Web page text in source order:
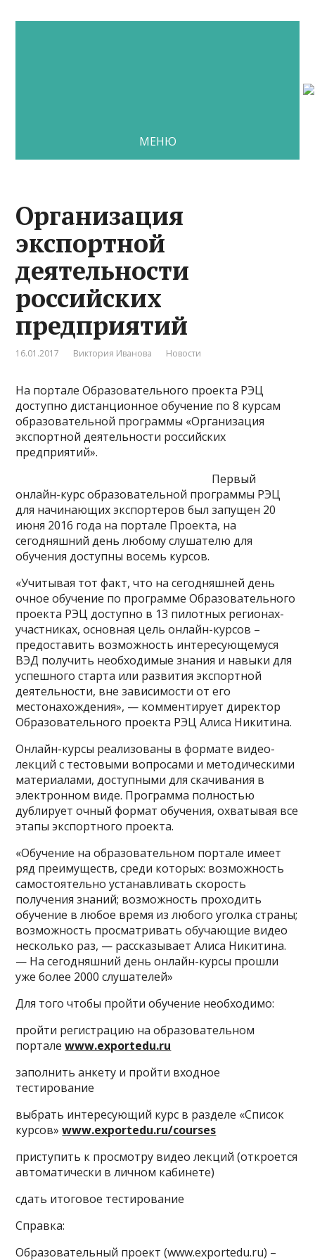
МЕНЮ
Организация
экспортной
деятельности
российских
предприятий
16.01.2017 Виктория Иванова Новости
На портале Образовательного проекта РЭЦ
доступно дистанционное обучение по 8 курсам
образовательной программы «Организация
экспортной деятельности российских
предприятий».
Первый
онлайн-курс образовательной программы РЭЦ
для начинающих экспортеров был запущен 20
июня 2016 года на портале Проекта, на
сегодняшний день любому слушателю для
обучения доступны восемь курсов.
«Учитывая тот факт, что на сегодняшней день
очное обучение по программе Образовательного
проекта РЭЦ доступно в 13 пилотных регионах-
участниках, основная цель онлайн-курсов –
предоставить возможность интересующемуся
ВЭД получить необходимые знания и навыки для
успешного старта или развития экспортной
деятельности, вне зависимости от его
местонахождения», — комментирует директор
Образовательного проекта РЭЦ Алиса Никитина.
Онлайн-курсы реализованы в формате видео-
лекций с тестовыми вопросами и методическими
материалами, доступными для скачивания в
электронном виде. Программа полностью
дублирует очный формат обучения, охватывая все
этапы экспортного проекта.
«Обучение на образовательном портале имеет
ряд преимуществ, среди которых: возможность
самостоятельно устанавливать скорость
получения знаний; возможность проходить
обучение в любое время из любого уголка страны;
возможность просматривать обучающие видео
несколько раз, — рассказывает Алиса Никитина.
— На сегодняшний день онлайн-курсы прошли
уже более 2000 слушателей»
Для того чтобы пройти обучение необходимо:
пройти регистрацию на образовательном
порталеwww.exportedu.ru
заполнить анкету и пройти входное
тестирование
выбрать интересующий курс в разделе «Список
курсов»www.exportedu.ru/courses
приступить к просмотру видео лекций (откроется
автоматически в личном кабинете)
сдать итоговое тестирование
Справка:
Образовательный проект (www.exportedu.ru) –